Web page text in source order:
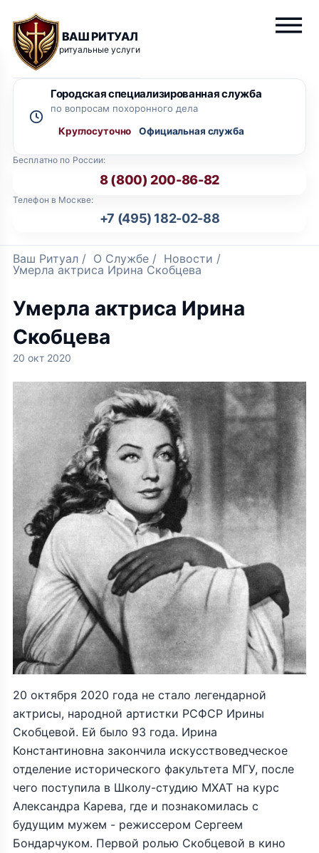
ВАШ РИТУАЛ
ритуальные услуги
Бесплатно по России:
8 (800) 200-86-82
Телефон в Москве:
+7 (495) 182-02-88
Городская специализированная служба
по вопросам похоронного дела
Круглосуточно
Ваш Ритуал / О Службе / Новости /
Умерла актриса Ирина Скобцева
Умерла актриса Ирина
Скобцева
20 окт 2020
20 октября 2020 года не стало легендарной
актрисы, народной артистки РСФСР Ирины
Скобцевой. Ей было 93 года. Ирина
Константиновна закончила искусствоведческое
отделение исторического факультета МГУ, после
чего поступила в Школу-студию МХАТ на курс
Александра Карева, где и познакомилась с
будущим мужем - режиссером Сергеем
Бондарчуком. Первой ролью Скобцевой в кино